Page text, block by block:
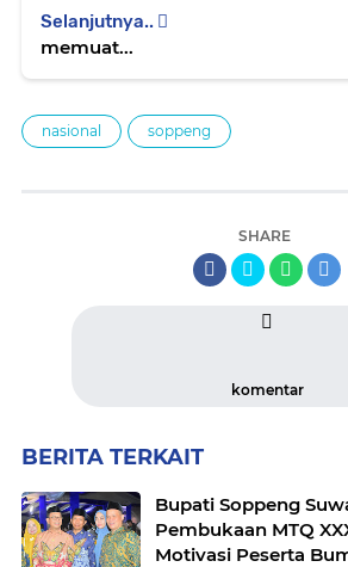
Selanjutnya..
memuat...
nasional soppeng
SHARE
komentar
BERITA TERKAIT
Bupati Soppeng
Pembukaan MTQ
Motivasi Peserta